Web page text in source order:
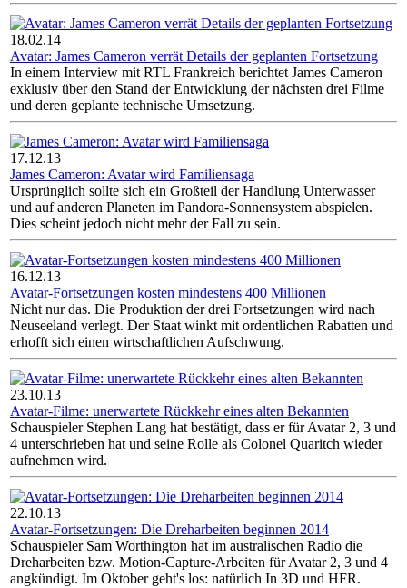
18.02.14
Avatar: James Cameron verrät Details der geplanten Fortsetzung
In einem Interview mit RTL Frankreich berichtet James Cameron
exklusiv über den Stand der Entwicklung der nächsten drei Filme
und deren geplante technische Umsetzung.
17.12.13
James Cameron: Avatar wird Familiensaga
Ursprünglich sollte sich ein Großteil der Handlung Unterwasser
und auf anderen Planeten im Pandora-Sonnensystem abspielen.
Dies scheint jedoch nicht mehr der Fall zu sein.
16.12.13
Avatar-Fortsetzungen kosten mindestens 400 Millionen
Nicht nur das. Die Produktion der drei Fortsetzungen wird nach
Neuseeland verlegt. Der Staat winkt mit ordentlichen Rabatten und
erhofft sich einen wirtschaftlichen Aufschwung.
23.10.13
Avatar-Filme: unerwartete Rückkehr eines alten Bekannten
Schauspieler Stephen Lang hat bestätigt, dass er für Avatar 2, 3 und
4 unterschrieben hat und seine Rolle als Colonel Quaritch wieder
aufnehmen wird.
22.10.13
Avatar-Fortsetzungen: Die Dreharbeiten beginnen 2014
Schauspieler Sam Worthington hat im australischen Radio die
Dreharbeiten bzw. Motion-Capture-Arbeiten für Avatar 2, 3 und 4
angkündigt. Im Oktober geht's los: natürlich In 3D und HFR.